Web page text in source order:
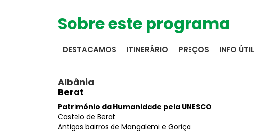
Meteorologia
Consulte o tempo no seu destino
Números OASIS
Indicadores do nosso sucesso
Sobre este programa
DESTACAMOS ITINERÁRIO PREÇOS INFO ÚTIL
Albânia
Berat
Património da Humanidade pela UNESCO
Castelo de Berat
Antigos bairros de Mangalemi e Goriça